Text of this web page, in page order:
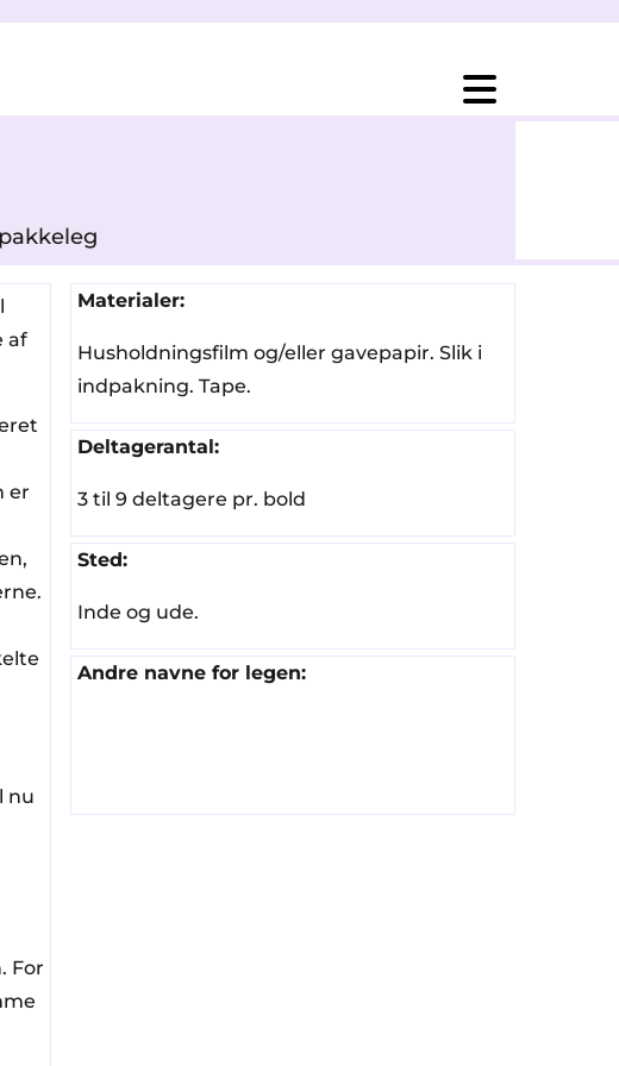
af
er
nu
For
Materialer:
Husholdningsfilm og/eller gavepapir. Slik i
indpakning. Tape.
Deltagerantal:
3 til 9 deltagere pr. bold
Sted:
Inde og ude.
Andre navne for legen: